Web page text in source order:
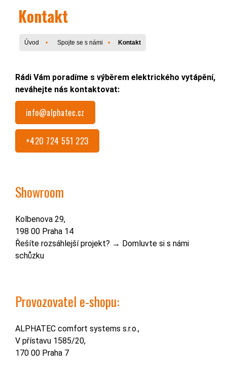
Kontakt
Úvod Spojte se s námi Kontakt
Rádi Vám poradíme s výběrem elektrického vytápění,
neváhejte nás kontaktovat:
info@alphatec.cz
+420 724 551 223
Showroom
Kolbenova 29,
198 00 Praha 14
Řešíte rozsáhlejší projekt? → Domluvte si s námi
schůzku
Provozovatel e-shopu:
ALPHATEC comfort systems s.r.o.,
V přístavu 1585/20,
170 00 Praha 7